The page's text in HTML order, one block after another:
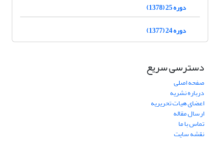
دوره 25 (1378)
دوره 24 (1377)
دسترسی سریع
صفحه اصلی
درباره نشریه
اعضای هیات تحریریه
ارسال مقاله
تماس با ما
نقشه سایت